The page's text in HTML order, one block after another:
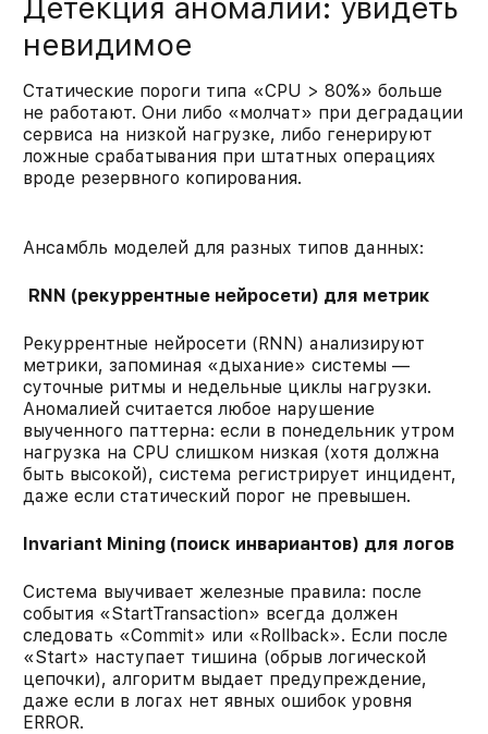
невидимое
Статические пороги типа «CPU > 80%» больше
не работают. Они либо «молчат» при деградации
сервиса на низкой нагрузке, либо генерируют
ложные срабатывания при штатных операциях
вроде резервного копирования.
Ансамбль моделей для разных типов данных:
RNN (рекуррентные нейросети) для метрик
Рекуррентные нейросети (RNN) анализируют
метрики, запоминая «дыхание» системы —
суточные ритмы и недельные циклы нагрузки.
Аномалией считается любое нарушение
выученного паттерна: если в понедельник утром
нагрузка на CPU слишком низкая (хотя должна
быть высокой), система регистрирует инцидент,
даже если статический порог не превышен.
Invariant Mining (поиск инвариантов) для логов
Система выучивает железные правила: после
события «StartTransaction» всегда должен
следовать «Commit» или «Rollback». Если после
«Start» наступает тишина (обрыв логической
цепочки), алгоритм выдает предупреждение,
даже если в логах нет явных ошибок уровня
ERROR.